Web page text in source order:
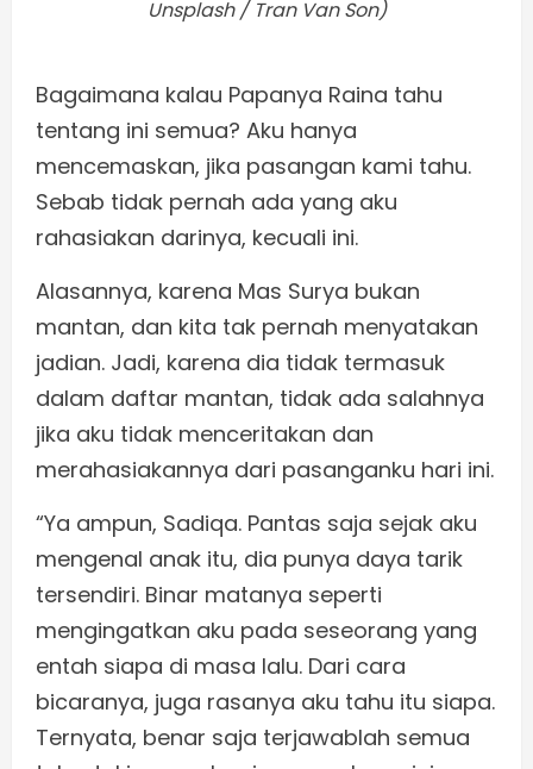
Unsplash / Tran Van Son)
Bagaimana kalau Papanya Raina tahu
tentang ini semua? Aku hanya
mencemaskan, jika pasangan kami tahu.
Sebab tidak pernah ada yang aku
rahasiakan darinya, kecuali ini.
Alasannya, karena Mas Surya bukan
mantan, dan kita tak pernah menyatakan
jadian. Jadi, karena dia tidak termasuk
dalam daftar mantan, tidak ada salahnya
jika aku tidak menceritakan dan
merahasiakannya dari pasanganku hari ini.
“Ya ampun, Sadiqa. Pantas saja sejak aku
mengenal anak itu, dia punya daya tarik
tersendiri. Binar matanya seperti
mengingatkan aku pada seseorang yang
entah siapa di masa lalu. Dari cara
bicaranya, juga rasanya aku tahu itu siapa.
Ternyata, benar saja terjawablah semua